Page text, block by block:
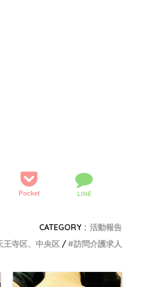
Pocket LINE
CATEGORY : 活動報告
王寺区、中央区 訪問介護求人